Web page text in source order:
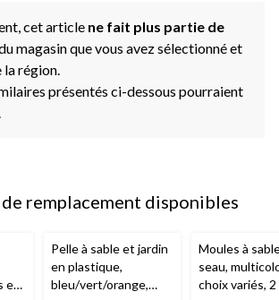
cet article ne fait plus partie de
magasin que vous avez sélectionné et
la région.
présentés ci-dessous pourraient
remplacement disponibles
et
Pelle à sable et jardin
en plastique,
bleu/vert/orange,
Moules à
seau,
choix variés,